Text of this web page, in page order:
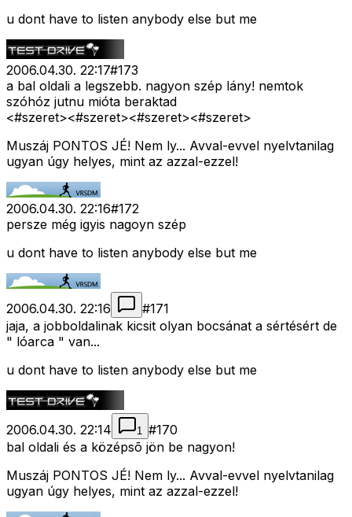
u dont have to listen anybody else but me
2006.04.30. 22:17#173
a bal oldali a legszebb. nagyon szép lány! nemtok
szóhóz jutnu mióta beraktad
<#szeret><#szeret><#szeret><#szeret>
Muszáj PONTOS JÉ! Nem ly... Avval-evvel nyelvtanilag
ugyan úgy helyes, mint az azzal-ezzel!
2006.04.30. 22:16#172
persze még igyis nagoyn szép
u dont have to listen anybody else but me
2006.04.30. 22:16 #171
jaja, a jobboldalinak kicsit olyan bocsánat a sértésért de
" lóarca " van...
u dont have to listen anybody else but me
2006.04.30. 22:14 1 #170
bal oldali és a középsõ jön be nagyon!
Muszáj PONTOS JÉ! Nem ly... Avval-evvel nyelvtanilag
ugyan úgy helyes, mint az azzal-ezzel!